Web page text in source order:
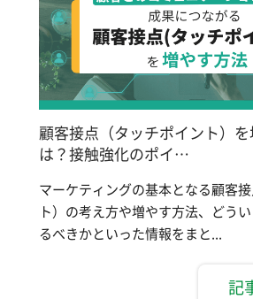
顧客接点（タッチポイント）
は？接触強化のポイ…
マーケティングの基本となる顧客
ト）の考え方や増やす方法、どう
るべきかといった情報をまと...
記